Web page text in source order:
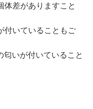
体差がありますこと
付いていることもご
匂いが付いていること